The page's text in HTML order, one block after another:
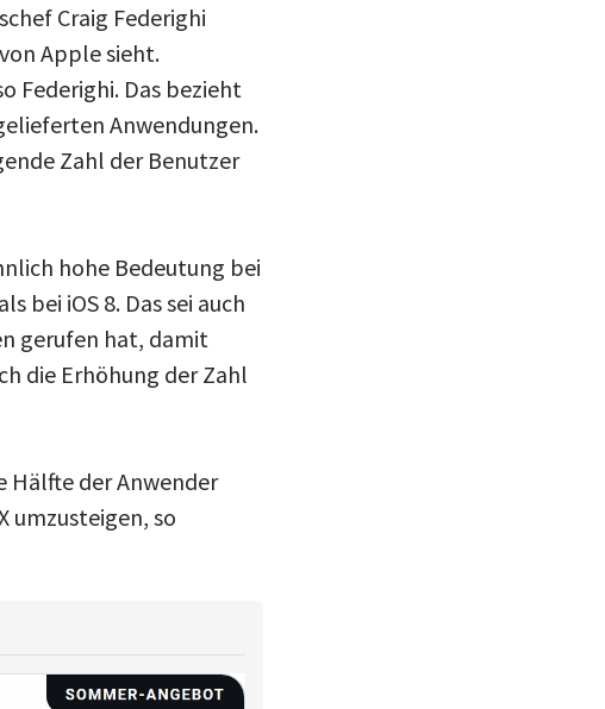
Craig Federighi
Apple sieht.
Federighi. Das bezieht
Anwendungen.
Zahl der Benutzer
hohe Bedeutung bei
bei iOS 8. Das sei auch
gerufen hat, damit
die Erhöhung der Zahl
Hälfte der Anwender
umzusteigen, so